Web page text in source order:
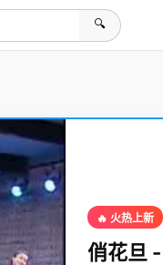
🔍
🔥 火热上新
俏花旦